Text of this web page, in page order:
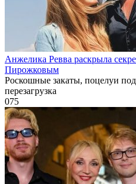
Анжелика Ревва раскрыла
Пирожковым
Роскошные закаты, поцелуи
перезагрузка
075